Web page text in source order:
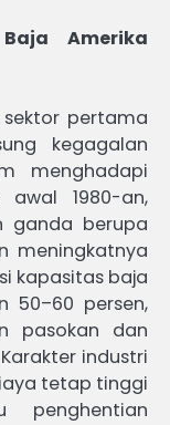
Amerika
pertama
kegagalan
menghadapi
awal 1980-an,
ganda berupa
meningkatnya
kapasitas baja
50–60 persen,
pasokan dan
industri
tetap tinggi
penghentian